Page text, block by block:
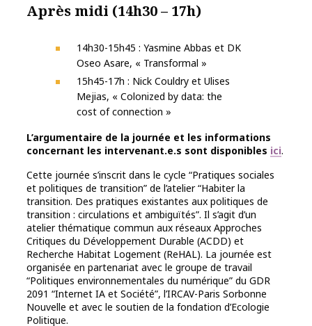
Après midi (14h30 – 17h)
14h30-15h45 : Yasmine Abbas et DK
Oseo Asare, « Transformal »
15h45-17h : Nick Couldry et Ulises
Mejias, « Colonized by data: the
cost of connection »
L’argumentaire de la journée et les informations
concernant les intervenant.e.s sont disponibles ici.
Cette journée s’inscrit dans le cycle “Pratiques sociales
et politiques de transition” de l’atelier “Habiter la
transition. Des pratiques existantes aux politiques de
transition : circulations et ambiguïtés”. Il s’agit d’un
atelier thématique commun aux réseaux Approches
Critiques du Développement Durable (ACDD) et
Recherche Habitat Logement (ReHAL). La journée est
organisée en partenariat avec le groupe de travail
“Politiques environnementales du numérique” du GDR
2091 “Internet IA et Société”, l’IRCAV-Paris Sorbonne
Nouvelle et avec le soutien de la fondation d’Ecologie
Politique.